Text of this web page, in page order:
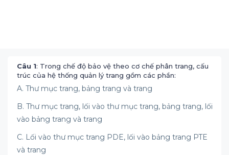
Câu 1: Trong chế độ bảo vệ theo cơ chế phân trang, cấu
trúc của hệ thống quản lý trang gồm các phần:
A. Thư mục trang, bảng trang và trang
B. Thư mục trang, lối vào thư mục trang, bảng trang, lối
vào bảng trang và trang
C. Lối vào thư mục trang PDE, lối vào bảng trang PTE
và trang